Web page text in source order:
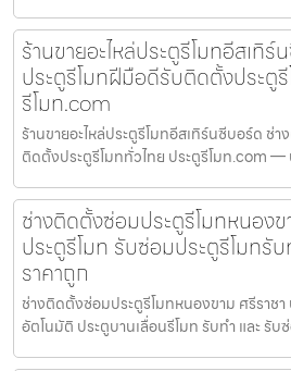
ร้านขายอะไหล่ประตูรีโมทอีสเทิ
ประตูรีโมทฝีมือดีรับติดตั้งประตู
รีโมท.com
ร้านขายอะไหล่ประตูรีโมทอีสเทิร์นซีบอร์ด ช่
ติดตั้งประตูรีโมททั่วไทย ประตูรีโมท.com —
ช่างติดตั้งซ่อมประตูรีโมทหนอง
ประตูรีโมท รับซ่อมประตูรีโมทรั
ราคาถูก
ช่างติดตั้งซ่อมประตูรีโมทหนองขาม ศรีราช
อัตโนมัติ ประตูบานเลื่อนรีโมท รับทำ และ รับ